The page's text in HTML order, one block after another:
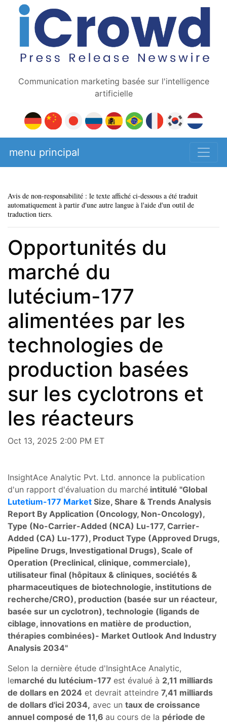
Communication marketing basée sur l'intelligence
artificielle
menu principal
Avis de non-responsabilité : le texte affiché ci-dessous a été traduit
automatiquement à partir d'une autre langue à l'aide d'un outil de
traduction tiers.
Opportunités du
marché du
lutécium-177
alimentées par les
technologies de
production basées
sur les cyclotrons et
les réacteurs
Oct 13, 2025 2:00 PM ET
InsightAce Analytic Pvt. Ltd. annonce la publication
d'un rapport d'évaluation du marché intitulé "Global
Lutetium-177 Market Size, Share & Trends Analysis
Report By Application (Oncology, Non-Oncology),
Type (No-Carrier-Added (NCA) Lu-177, Carrier-
Added (CA) Lu-177), Product Type (Approved Drugs,
Pipeline Drugs, Investigational Drugs), Scale of
Operation (Preclinical, clinique, commerciale),
utilisateur final (hôpitaux & cliniques, sociétés &
pharmaceutiques de biotechnologie, institutions de
recherche/CRO), production (basée sur un réacteur,
basée sur un cyclotron), technologie (ligands de
ciblage, innovations en matière de production,
thérapies combinées)- Market Outlook And Industry
Analysis 2034"
Selon la dernière étude d'InsightAce Analytic,
lemarché du lutécium-177 est évalué à 2,11 milliards
de dollars en 2024 et devrait atteindre 7,41 milliards
de dollars d'ici 2034, avec un taux de croissance
annuel composé de 11,6 au cours de la période de